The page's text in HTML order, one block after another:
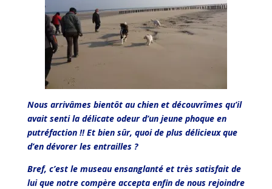
Nous arrivâmes bientôt au chien et découvrîmes qu’il
avait senti la délicate odeur d’un jeune phoque en
putréfaction !! Et bien sûr, quoi de plus délicieux que
d’en dévorer les entrailles ?
Bref, c’est le museau ensanglanté et très satisfait de
lui que notre compère accepta enfin de nous rejoindre